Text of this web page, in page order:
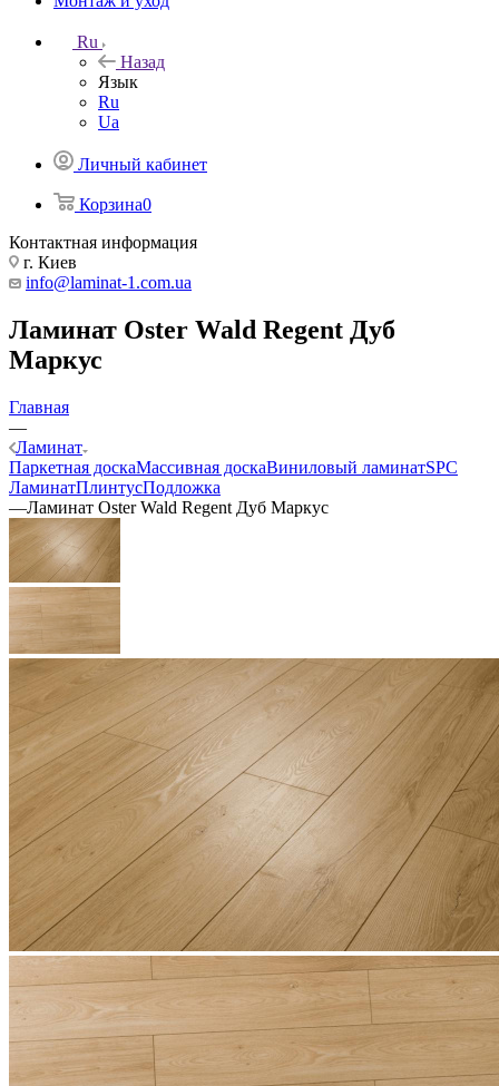
Ru
Назад
Язык
Ru
Ua
Личный кабинет
Корзина0
Контактная информация
г. Киев
info@laminat-1.com.ua
Ламинат Oster Wald Regent Дуб
Маркус
Главная
—
Ламинат
Паркетная доскаМассивная доскаВиниловый ламинатSPC
ЛаминатПлинтусПодложка
—Ламинат Oster Wald Regent Дуб Маркус